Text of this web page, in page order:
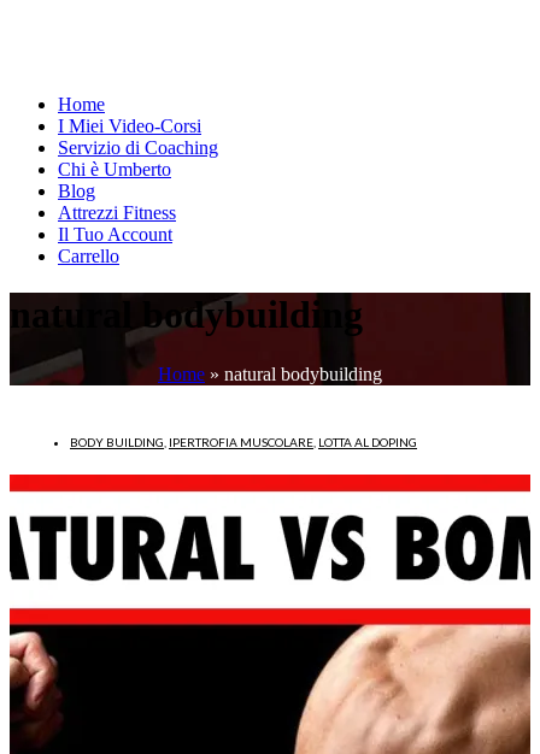
Home
I Miei Video-Corsi
Servizio di Coaching
Chi è Umberto
Blog
Attrezzi Fitness
Il Tuo Account
Carrello
natural bodybuilding
Home » natural bodybuilding
BODY BUILDING IPERTROFIA MUSCOLARE LOTTA AL DOPING